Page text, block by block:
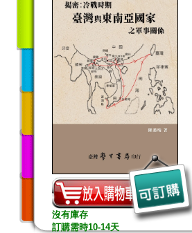
沒有庫存
訂購需時10-14天